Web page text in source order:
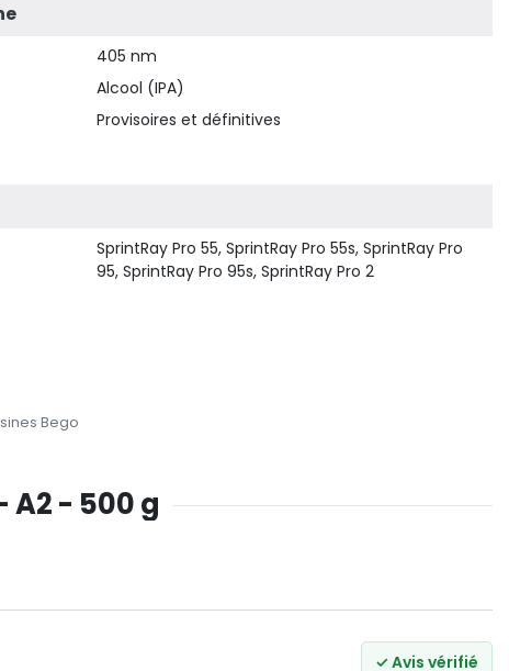
405 nm
Alcool (IPA)
Provisoires et définitives
SprintRay Pro 55, SprintRay Pro 55s, SprintRay Pro
95, SprintRay Pro 95s, SprintRay Pro 2
Bego
A2 - 500 g
✓ Avis vérifié